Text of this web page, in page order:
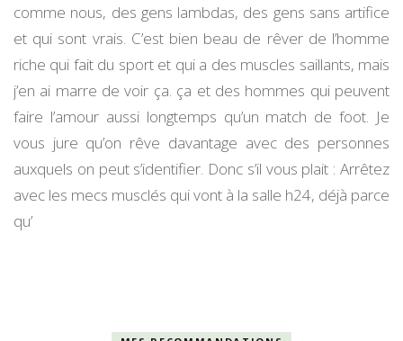
comme nous, des gens lambdas, des gens sans artifice
et qui sont vrais. C’est bien beau de rêver de l’homme
riche qui fait du sport et qui a des muscles saillants, mais
j’en ai marre de voir ça. ça et des hommes qui peuvent
faire l’amour aussi longtemps qu’un match de foot. Je
vous jure qu’on rêve davantage avec des personnes
auxquels on peut s’identifier. Donc s’il vous plait : Arrêtez
avec les mecs musclés qui vont à la salle h24, déjà parce
qu’